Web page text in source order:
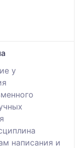
у
написания и